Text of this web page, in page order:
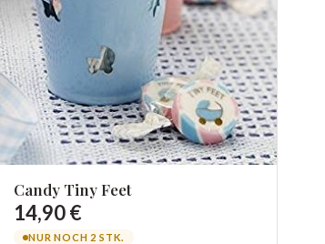
Candy Tiny Feet
14,90 €
NUR NOCH 2 STK.